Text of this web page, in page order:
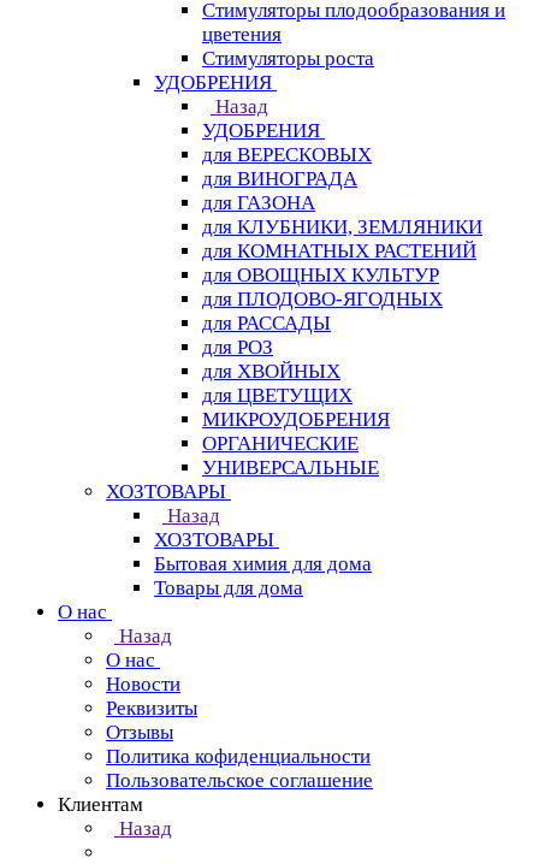
Стимуляторы плодообразования и
цветения
Стимуляторы роста
УДОБРЕНИЯ
Назад
УДОБРЕНИЯ
для ВЕРЕСКОВЫХ
для ВИНОГРАДА
для ГАЗОНА
для КЛУБНИКИ, ЗЕМЛЯНИКИ
для КОМНАТНЫХ РАСТЕНИЙ
для ОВОЩНЫХ КУЛЬТУР
для ПЛОДОВО-ЯГОДНЫХ
для РАССАДЫ
для РОЗ
для ХВОЙНЫХ
для ЦВЕТУЩИХ
МИКРОУДОБРЕНИЯ
ОРГАНИЧЕСКИЕ
УНИВЕРСАЛЬНЫЕ
ХОЗТОВАРЫ
Назад
ХОЗТОВАРЫ
Бытовая химия для дома
Товары для дома
О нас
Назад
О нас
Новости
Реквизиты
Отзывы
Политика кофиденциальности
Пользовательское соглашение
Клиентам
Назад